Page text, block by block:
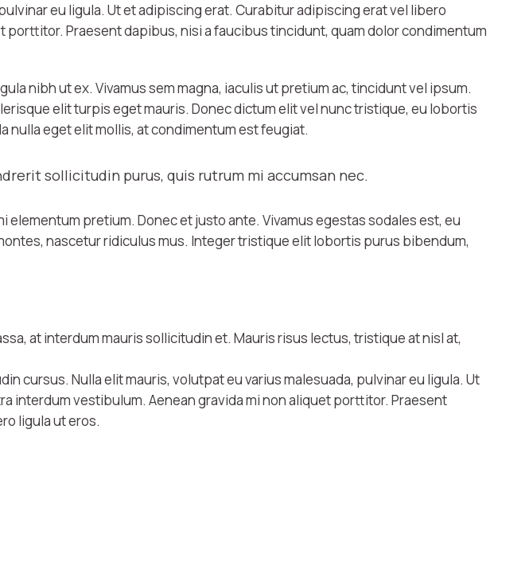
eu ligula. Ut et adipiscing erat. Curabitur adipiscing erat vel libero
Praesent dapibus, nisi a faucibus tincidunt, quam dolor condimentum
nibh ut ex. Vivamus sem magna, iaculis ut pretium ac, tincidunt vel ipsum.
elit turpis eget mauris. Donec dictum elit vel nunc tristique, eu lobortis
nulla eget elit mollis, at condimentum est feugiat.
sollicitudin purus, quis rutrum mi accumsan nec.
pretium. Donec et justo ante. Vivamus egestas sodales est, eu
nascetur ridiculus mus. Integer tristique elit lobortis purus bibendum,
at interdum mauris sollicitudin et. Mauris risus lectus, tristique at nisl at,
cursus. Nulla elit mauris, volutpat eu varius malesuada, pulvinar eu ligula. Ut
interdum vestibulum. Aenean gravida mi non aliquet porttitor. Praesent
ligula ut eros.